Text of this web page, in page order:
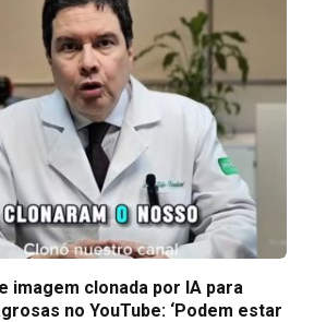
imagem clonada por IA para
no YouTube: ‘Podem estar